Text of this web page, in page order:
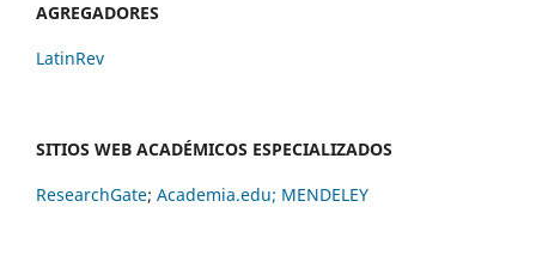
AGREGADORES
LatinRev
SITIOS WEB ACADÉMICOS ESPECIALIZADOS
ResearchGate; Academia.edu; MENDELEY